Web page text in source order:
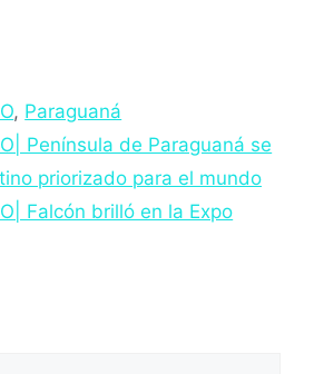
, Paraguaná
Península de Paraguaná se
priorizado para el mundo
Falcón brilló en la Expo